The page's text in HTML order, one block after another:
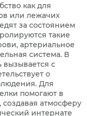
как для
или лежачих
за состоянием
такие
артериальное
система. В
вызывается с
о
Для
помогают в
атмосферу
интернате